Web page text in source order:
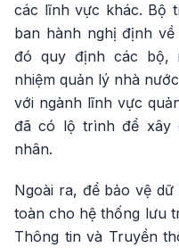
các lĩnh vực khác. Bộ
ban hành nghị định
đó quy định các bộ,
nhiệm quản lý nhà
với ngành lĩnh vực
đã có lộ trình để xây
nhân.
Ngoài ra, để bảo vệ
toàn cho hệ thống lưu
Thông tin và Truyền